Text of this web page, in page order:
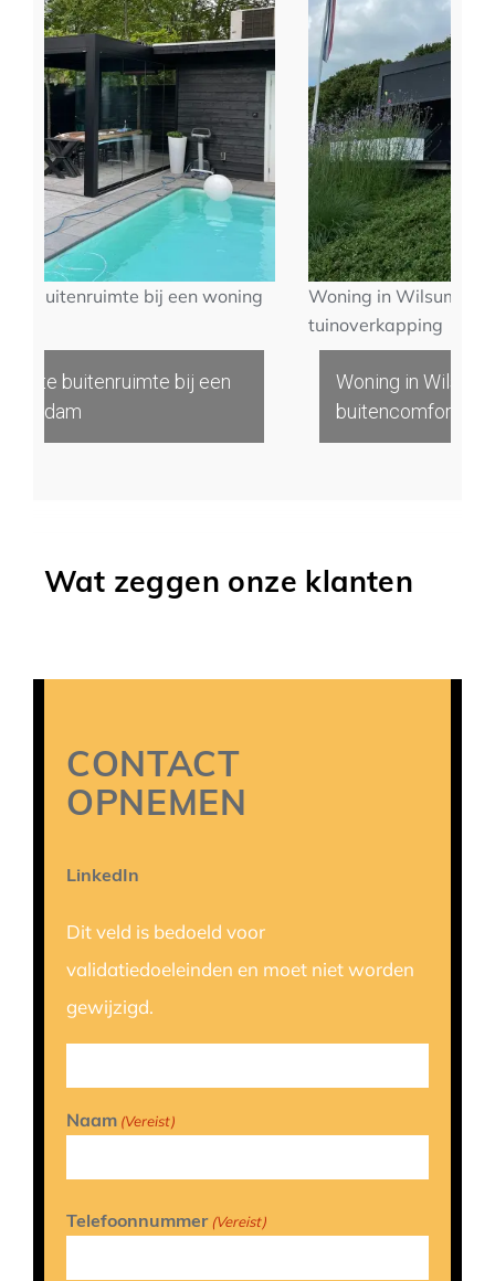
bij een woning
bij een
Woning in Wilsum optimaal
tuinoverkapping
Woning in Wilsum optimaal
buitencomfort met
Wat zeggen onze klanten
CONTACT
OPNEMEN
LinkedIn
Dit veld is bedoeld voor
validatiedoeleinden en moet niet worden
gewijzigd.
Naam (Vereist)
Telefoonnummer (Vereist)